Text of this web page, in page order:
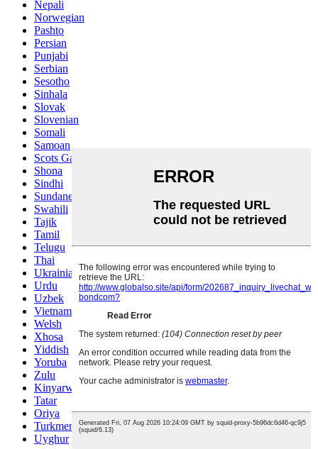
Nepali
Norwegian
Pashto
Persian
Punjabi
Serbian
Sesotho
Sinhala
Slovak
Slovenian
Somali
Samoan
Scots Gaelic
Shona
Sindhi
Sundanese
Swahili
Tajik
Tamil
Telugu
Thai
Ukrainian
Urdu
Uzbek
Vietnamese
Welsh
Xhosa
Yiddish
Yoruba
Zulu
Kinyarwanda
Tatar
Oriya
Turkmen
Uyghur